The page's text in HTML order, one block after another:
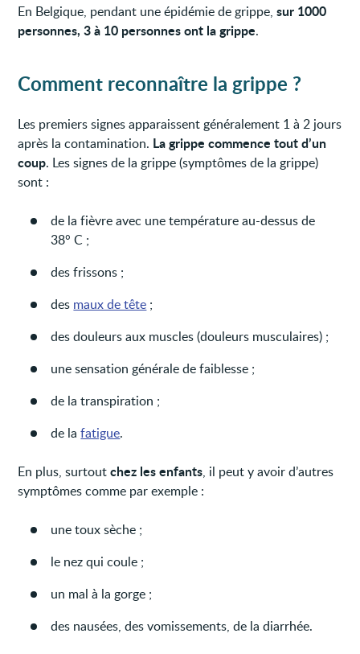
En Belgique, pendant une épidémie de grippe,sur 1000
personnes, 3 à 10 personnes ont la grippe.
Comment reconnaître la grippe ?
Les premiers signes apparaissent généralement 1 à 2 jours
après la contamination. La grippe commence tout d’un
coup. Les signes de la grippe (symptômes de la grippe)
sont :
de la fièvre avec une température au-dessus de
38° C ;
des frissons ;
des maux de tête ;
des douleurs aux muscles (douleurs musculaires) ;
une sensation générale de faiblesse ;
de la transpiration ;
de lafatigue.
En plus, surtoutchez les enfants, il peut y avoir d’autres
symptômes comme par exemple :
une toux sèche ;
le nez qui coule ;
un mal à la gorge ;
des nausées, des vomissements, de la diarrhée.